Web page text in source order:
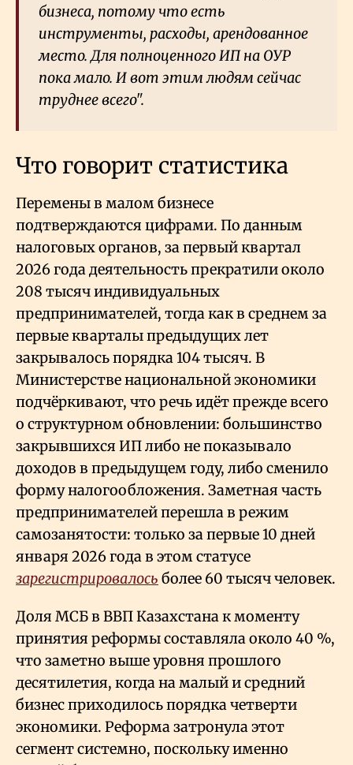
бизнеса, потому что есть
инструменты, расходы, арендованное
место. Для полноценного ИП на ОУР
пока мало. И вот этим людям сейчас
труднее всего".
Что говорит статистика
Перемены в малом бизнесе
подтверждаются цифрами. По данным
налоговых органов, за первый квартал
2026 года деятельность прекратили около
208 тысяч индивидуальных
предпринимателей, тогда как в среднем за
первые кварталы предыдущих лет
закрывалось порядка 104 тысяч. В
Министерстве национальной экономики
подчёркивают, что речь идёт прежде всего
о структурном обновлении: большинство
закрывшихся ИП либо не показывало
доходов в предыдущем году, либо сменило
форму налогообложения. Заметная часть
предпринимателей перешла в режим
самозанятости: только за первые 10 дней
января 2026 года в этом статусе
зарегистрировалось более 60 тысяч человек.
Доля МСБ в ВВП Казахстана к моменту
принятия реформы составляла около 40 %,
что заметно выше уровня прошлого
десятилетия, когда на малый и средний
бизнес приходилось порядка четверти
экономики. Реформа затронула этот
сегмент системно, поскольку именно